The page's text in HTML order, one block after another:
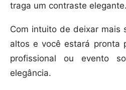
traga um contraste elegante.
Com intuito de deixar mais
altos e você estará pronta
profissional ou evento
elegância.